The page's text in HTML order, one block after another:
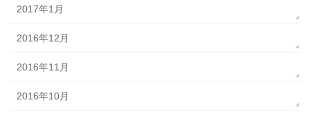
2017年1月
2016年12月
2016年11月
2016年10月